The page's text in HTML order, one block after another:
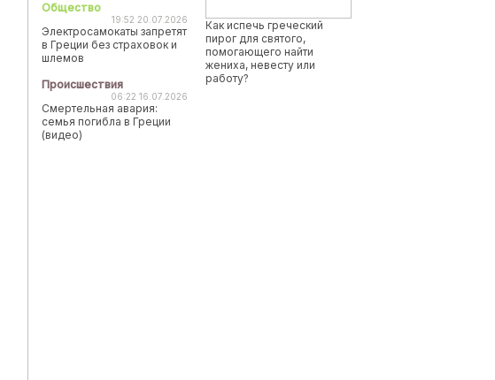
Общество
19:52 20.07.2026
Электросамокаты запретят
в Греции без страховок и
шлемов
Происшествия
06:22 16.07.2026
Смертельная авария:
семья погибла в Греции
(видео)
Как испечь греческий
пирог для святого,
помогающего найти
жениха, невесту или
работу?